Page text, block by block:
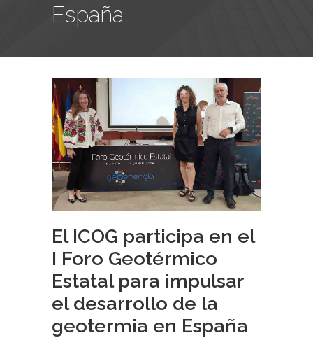
España
El ICOG participa en el
I Foro Geotérmico
Estatal para impulsar
el desarrollo de la
geotermia en España